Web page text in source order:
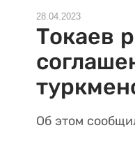
28.04.2023
Токаев
Об этом